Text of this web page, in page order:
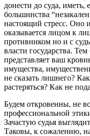
донести до суда, иметь,
большинства
настоящий стресс. Оно
оказывается лицом к
противником но и с
власти государства.
представляет ваш
имущества,
не сказать лишнего?
растеряться? Как не
Будем откровенны, не
профессиональной
Зачастую судья
Таковы, к сожалению,